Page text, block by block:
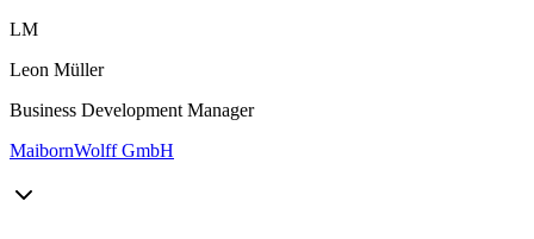
LM
Leon Müller
Business Development Manager
MaibornWolff GmbH